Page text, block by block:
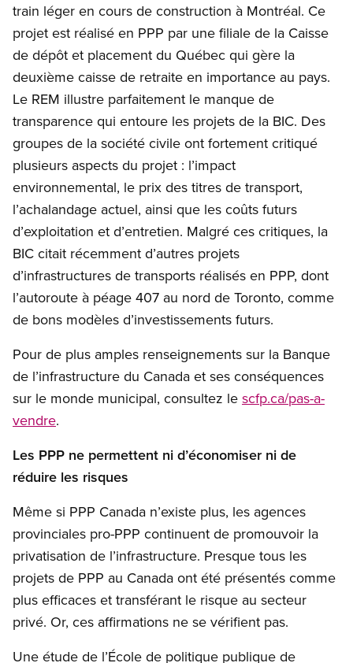
train léger en cours de construction à Montréal. Ce
projet est réalisé en PPP par une filiale de la Caisse
de dépôt et placement du Québec qui gère la
deuxième caisse de retraite en importance au pays.
Le REM illustre parfaitement le manque de
transparence qui entoure les projets de la BIC. Des
groupes de la société civile ont fortement critiqué
plusieurs aspects du projet : l’impact
environnemental, le prix des titres de transport,
l’achalandage actuel, ainsi que les coûts futurs
d’exploitation et d’entretien. Malgré ces critiques, la
BIC citait récemment d’autres projets
d’infrastructures de transports réalisés en PPP, dont
l’autoroute à péage 407 au nord de Toronto, comme
de bons modèles d’investissements futurs.
Pour de plus amples renseignements sur la Banque
de l’infrastructure du Canada et ses conséquences
sur le monde municipal, consultez le scfp.ca/pas-a-
vendre.
Les PPP ne permettent ni d’économiser ni de
réduire les risques
Même si PPP Canada n’existe plus, les agences
provinciales pro-PPP continuent de promouvoir la
privatisation de l’infrastructure. Presque tous les
projets de PPP au Canada ont été présentés comme
plus efficaces et transférant le risque au secteur
privé. Or, ces affirmations ne se vérifient pas.
Une étude de l’École de politique publique de